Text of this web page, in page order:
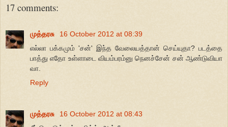
17 comments:
முத்தரசு
16 October 2012 at 08:39
எல்லா பக்கமும் 'சன்' இந்த வேலையத்தான் செய்யுதா? படத்தை
பாத்து எதோ உள்ளாடை வியம்பரம்னு நெனச்சேன் சன் ஆண்டுவியா
வா.
Reply
முத்தரசு
16 October 2012 at 08:43